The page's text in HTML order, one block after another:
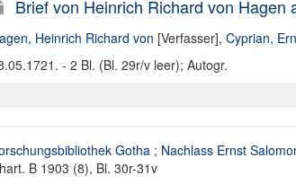
Brief von Heinrich Richard von Hagen
Heinrich Richard von [Verfasser], Cyprian,
- 2 Bl. (Bl. 29r/v leer); Autogr.
Gotha; Nachlass Ernst
B 1903 (8), Bl. 30r-31v